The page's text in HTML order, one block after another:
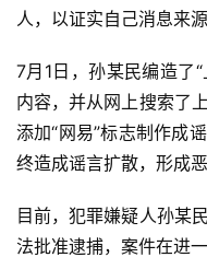
点
音
高
僧
访
谈
人，以证实自己消息来源
7月1日，孙某民编造了
内容，并从网上搜索了
添加“网易”标志制作成
终造成谣言扩散，形成恶
目前，犯罪嫌疑人孙某
法批准逮捕，案件在进一